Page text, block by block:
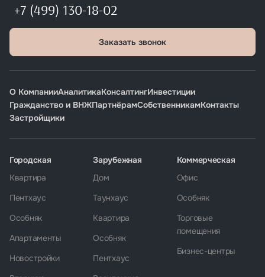
+7 (499) 130-18-02
Заказать звонок
О КомпанииАналитикаКонсалтингИнвестиции
Гражданство и ВНЖПартнёрамСобственникамКонтакты
Застройщики
Городская
Квартира
Пентхаус
Особняк
Апартаменты
Новостройки
Зарубежная
Дом
Таунхаус
Квартира
Особняк
Пентхаус
Коммерческая
Офис
Особняк
Торговые
помещения
Бизнес-центры